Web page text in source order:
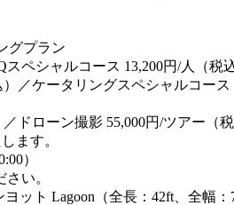
グプラン
ペシャルコース 13,200円/人（税込
／ケータリングスペシャルコース
ドローン撮影 55,000円/ツアー（税
ます。
）
い。
ット Lagoon（全長：42ft、全幅：